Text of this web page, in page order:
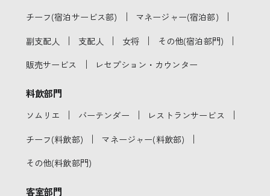
チーフ(宿泊サービス部) ｜ マネージャー(宿泊部) ｜
副支配人 ｜ 支配人 ｜ 女将 ｜ その他(宿泊部門) ｜
販売サービス ｜ レセプション・カウンター
料飲部門
ソムリエ ｜ バーテンダー ｜ レストランサービス ｜
チーフ(料飲部) ｜ マネージャー(料飲部) ｜
その他(料飲部門)
客室部門